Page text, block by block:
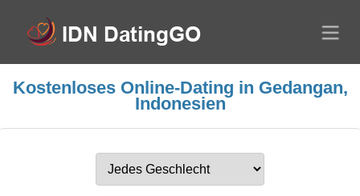
Kostenloses Online-Dating in Gedangan,
Indonesien